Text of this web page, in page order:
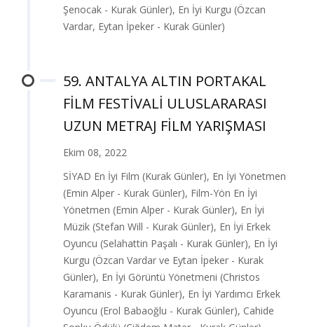
Şenocak - Kurak Günler), En İyi Kurgu (Özcan
Vardar, Eytan İpeker - Kurak Günler)
59. ANTALYA ALTIN PORTAKAL
FİLM FESTİVALİ ULUSLARARASI
UZUN METRAJ FİLM YARIŞMASI
Ekim 08, 2022
SİYAD En İyi Film (Kurak Günler), En İyi Yönetmen
(Emin Alper - Kurak Günler), Film-Yön En İyi
Yönetmen (Emin Alper - Kurak Günler), En İyi
Müzik (Stefan Will - Kurak Günler), En İyi Erkek
Oyuncu (Selahattin Paşalı - Kurak Günler), En İyi
Kurgu (Özcan Vardar ve Eytan İpeker - Kurak
Günler), En İyi Görüntü Yönetmeni (Christos
Karamanis - Kurak Günler), En İyi Yardımcı Erkek
Oyuncu (Erol Babaoğlu - Kurak Günler), Cahide